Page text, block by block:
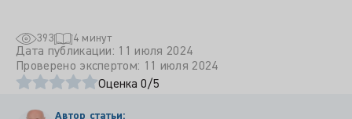
393 4 минут
Дата публикации: 11 июля 2024
Проверено экспертом: 11 июля 2024
Оценка 0/5
Автор статьи: